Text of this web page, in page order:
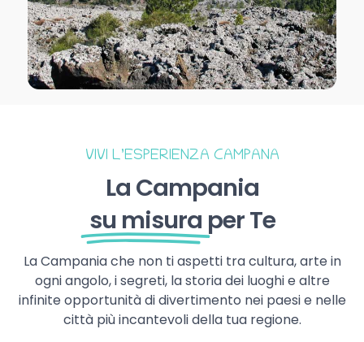
VIVI L’ESPERIENZA CAMPANA
La Campania
su misura per Te
La Campania che non ti aspetti tra cultura, arte in
ogni angolo, i segreti, la storia dei luoghi e altre
infinite opportunità di divertimento nei paesi e nelle
città più incantevoli della tua regione.